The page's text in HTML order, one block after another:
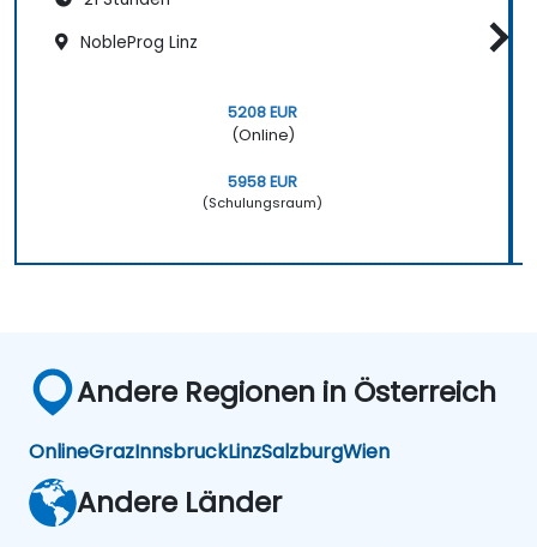
NobleProg Linz
5208 EUR
(Online)
5958 EUR
(Schulungsraum)
Andere Regionen in Österreich
OnlineGrazInnsbruckLinzSalzburgWien
Andere Länder